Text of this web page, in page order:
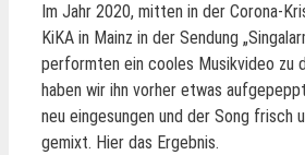
Im Jahr 2020, mitten in der Corona-
KiKA in Mainz in der Sendung
performten ein cooles Musikvideo zu
haben wir ihn vorher etwas
neu eingesungen und der Song frisch
gemixt. Hier das Ergebnis.